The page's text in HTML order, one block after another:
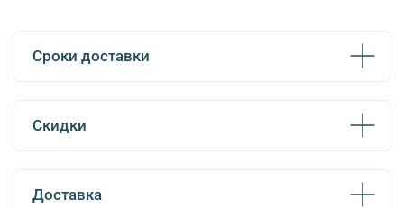
Сроки доставки
Скидки
Доставка